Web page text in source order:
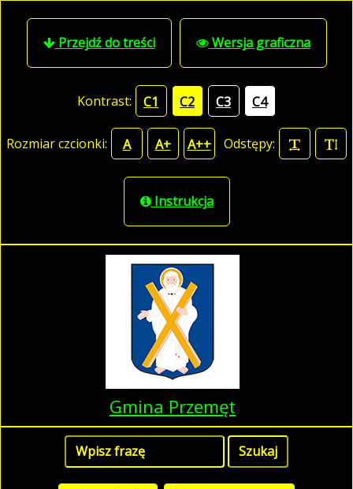
Przejdź do treści Wersja graficzna
Kontrast: C1 C2 C3 C4
Rozmiar czcionki: A A+ A++ Odstępy:
Instrukcja
Gmina Przemęt